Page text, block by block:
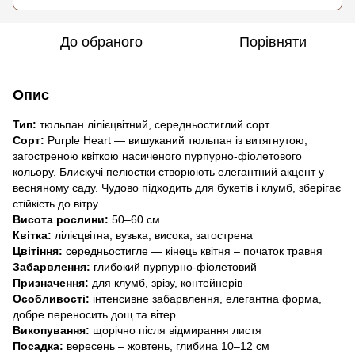
До обраного Порівняти
Опис
Тип: тюльпан лілієцвітний, середньостиглий сорт
Сорт: Purple Heart — вишуканий тюльпан із витягнутою,
загостреною квіткою насиченого пурпурно-фіолетового
кольору. Блискучі пелюстки створюють елегантний акцент у
весняному саду. Чудово підходить для букетів і клумб, зберігає
стійкість до вітру.
Висота рослини: 50–60 см
Квітка: лілієцвітна, вузька, висока, загострена
Цвітіння: середньостигле — кінець квітня – початок травня
Забарвлення: глибокий пурпурно-фіолетовий
Призначення: для клумб, зрізу, контейнерів
Особливості: інтенсивне забарвлення, елегантна форма,
добре переносить дощ та вітер
Викопування: щорічно після відмирання листя
Посадка: вересень – жовтень, глибина 10–12 см